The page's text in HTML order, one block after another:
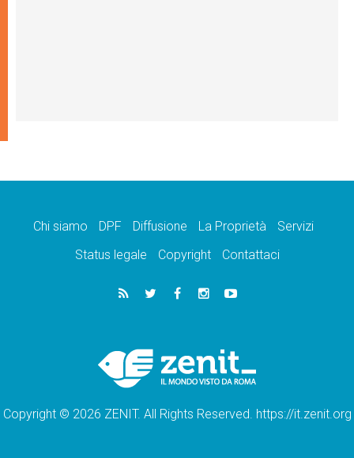
Chi siamo DPF Diffusione La Proprietà
Servizi
Status legale
Copyright Contattaci
Copyright © 2026 ZENIT. All Rights Reserved. https://it.zenit.org